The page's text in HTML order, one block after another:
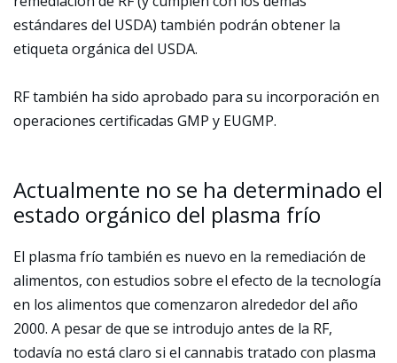
estándares del USDA) también podrán obtener la
etiqueta orgánica del USDA.
RF también ha sido aprobado para su incorporación en
operaciones certificadas GMP y EUGMP.
Actualmente no se ha determinado el
estado orgánico del plasma frío
El plasma frío también es nuevo en la remediación de
alimentos, con estudios sobre el efecto de la tecnología
en los alimentos que comenzaron alrededor del año
2000. A pesar de que se introdujo antes de la RF,
todavía no está claro si el cannabis tratado con plasma